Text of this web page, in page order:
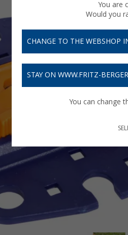
You are
Would you
CHANGE TO THE WEBSHOP
STAY ON WWW.FRITZ-
You can change